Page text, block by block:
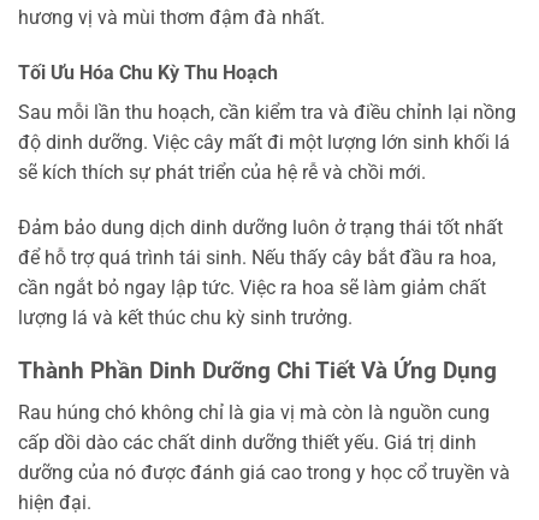
hương vị và mùi thơm đậm đà nhất.
Tối Ưu Hóa Chu Kỳ Thu Hoạch
Sau mỗi lần thu hoạch, cần kiểm tra và điều chỉnh lại nồng
độ dinh dưỡng. Việc cây mất đi một lượng lớn sinh khối lá
sẽ kích thích sự phát triển của hệ rễ và chồi mới.
Đảm bảo dung dịch dinh dưỡng luôn ở trạng thái tốt nhất
để hỗ trợ quá trình tái sinh. Nếu thấy cây bắt đầu ra hoa,
cần ngắt bỏ ngay lập tức. Việc ra hoa sẽ làm giảm chất
lượng lá và kết thúc chu kỳ sinh trưởng.
Thành Phần Dinh Dưỡng Chi Tiết Và Ứng Dụng
Rau húng chó không chỉ là gia vị mà còn là nguồn cung
cấp dồi dào các chất dinh dưỡng thiết yếu. Giá trị dinh
dưỡng của nó được đánh giá cao trong y học cổ truyền và
hiện đại.